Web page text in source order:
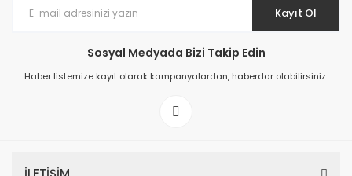
Patik Içi Kürklü Outdoor Bot - Lacivert
Kayıt Ol
Sosyal Medyada Bizi Takip Edin
Haber listemize kayıt olarak kampanyalardan, haberdar olabilirsiniz.